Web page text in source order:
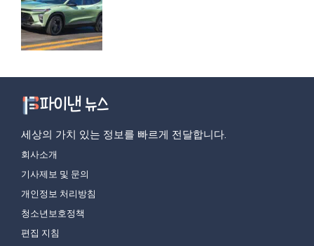
세상의 가치 있는 정보를 빠르게 전달합니다.
회사소개
기사제보 및 문의
개인정보 처리방침
청소년보호정책
편집 지침